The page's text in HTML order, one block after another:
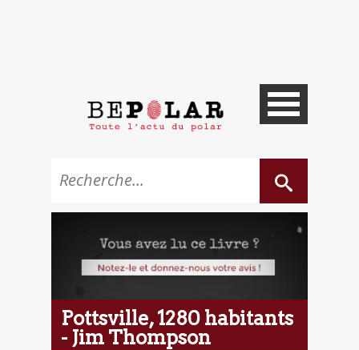
Pottsville, 1280 habitants
- Jim Thompson